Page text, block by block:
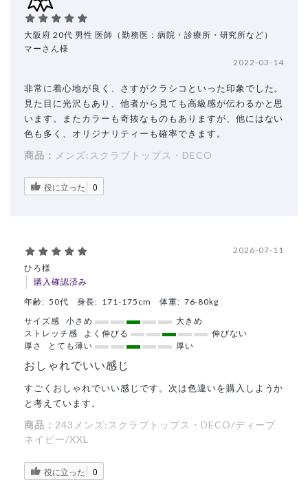
大阪府 20代 男性 医師（勤務医：病院・診療所・研究所など）
マーさん様
2022-03-14
非常に着心地が良く、さすがクラシコといった印象でした。
見た目に光沢もあり、他者から見ても高級感が伝わるかと思
います。またカラーも奇抜なものもありますが、他にはない
色も多く、オリジナリティーも確率できます。
商品： メンズ:スクラブトップス・DECO
役に立った 0
ひろ様
購入確認済み
2026-07-11
年齢: 50代 身長: 171-175cm 体重: 76-80kg
サイズ感
小さめ
大きめ
ストレッチ感
よく伸びる
伸びない
厚さ
とても薄い 厚い
おしゃれでいい感じ
すごくおしゃれでいい感じです。次は色違いを購入しようか
と考えています。
商品： 243メンズ:スクラブトップス・DECO/ディープ
ネイビー/XXL
役に立った 0